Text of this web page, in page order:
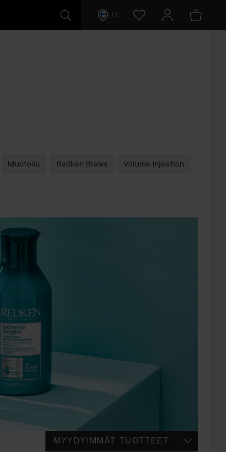
FI
Muotoilu Redken Brews Volume Injection